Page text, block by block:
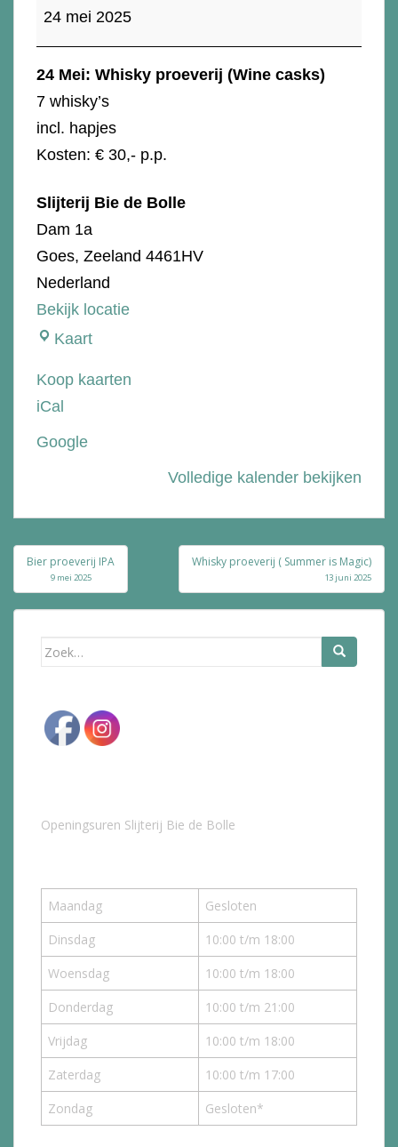
proeverij
24 mei 2025
24 Mei: Whisky proeverij (Wine casks)
7 whisky’s
incl. hapjes
Kosten: € 30,- p.p.
Slijterij Bie de Bolle
Dam 1a
Goes, Zeeland 4461HV
Nederland
Bekijk locatie
KaartSlijterij
de
Koop kaarten
iCal
Google
Volledige kalender bekijken
Bericht
navigatie
Bier proeverij IPA
9 mei 2025
Whisky proeverij ( Summer is Magic)
13 juni 2025
Zoek
Openingsuren Slijterij Bie de Bolle
Maandag
Gesloten
Dinsdag
10:00 t/m 18:00
Woensdag
10:00 t/m 18:00
Donderdag
10:00 t/m 21:00
Vrijdag
10:00 t/m 18:00
Zaterdag
10:00 t/m 17:00
Zondag
Gesloten*